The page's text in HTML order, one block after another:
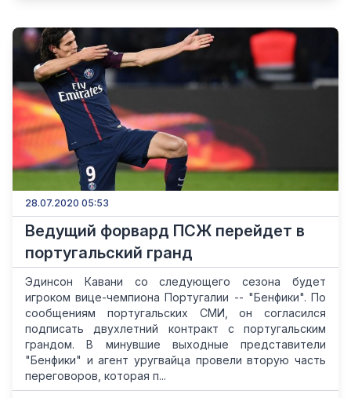
28.07.2020 05:53
Ведущий форвард ПСЖ перейдет в
португальский гранд
Эдинсон Кавани со следующего сезона будет
игроком вице-чемпиона Португалии -- "Бенфики". По
сообщениям португальских СМИ, он согласился
подписать двухлетний контракт с португальским
грандом. В минувшие выходные представители
"Бенфики" и агент уругвайца провели вторую часть
переговоров, которая п...